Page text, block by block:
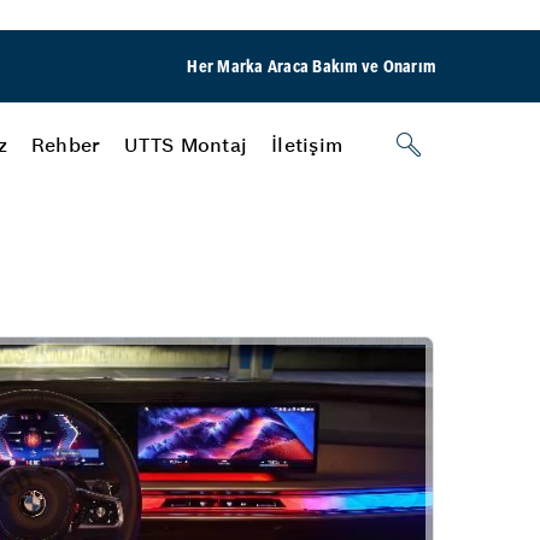
Her Marka Araca Bakım ve Onarım
Oto Çelik
Kaporta
Pasta Cila
Rehber UTTS Montaj İletişim